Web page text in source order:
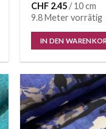
CHF2.45/ 10 cm
9.8 Meter vorrätig
IN DEN